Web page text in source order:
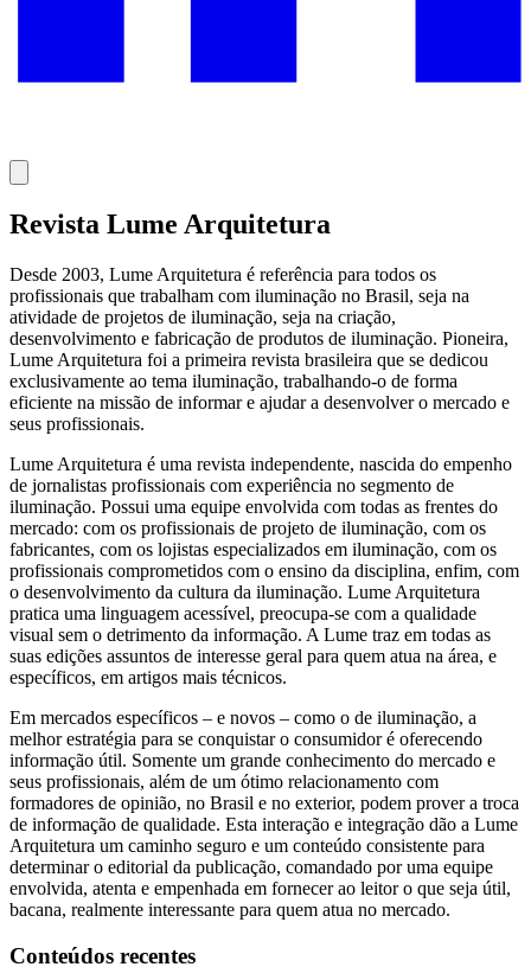
Revista Lume Arquitetura
Desde 2003, Lume Arquitetura é referência para todos os
profissionais que trabalham com iluminação no Brasil, seja na
atividade de projetos de iluminação, seja na criação,
desenvolvimento e fabricação de produtos de iluminação. Pioneira,
Lume Arquitetura foi a primeira revista brasileira que se dedicou
exclusivamente ao tema iluminação, trabalhando-o de forma
eficiente na missão de informar e ajudar a desenvolver o mercado e
seus profissionais.
Lume Arquitetura é uma revista independente, nascida do empenho
de jornalistas profissionais com experiência no segmento de
iluminação. Possui uma equipe envolvida com todas as frentes do
mercado: com os profissionais de projeto de iluminação, com os
fabricantes, com os lojistas especializados em iluminação, com os
profissionais comprometidos com o ensino da disciplina, enfim, com
o desenvolvimento da cultura da iluminação. Lume Arquitetura
pratica uma linguagem acessível, preocupa-se com a qualidade
visual sem o detrimento da informação. A Lume traz em todas as
suas edições assuntos de interesse geral para quem atua na área, e
específicos, em artigos mais técnicos.
Em mercados específicos – e novos – como o de iluminação, a
melhor estratégia para se conquistar o consumidor é oferecendo
informação útil. Somente um grande conhecimento do mercado e
seus profissionais, além de um ótimo relacionamento com
formadores de opinião, no Brasil e no exterior, podem prover a troca
de informação de qualidade. Esta interação e integração dão a Lume
Arquitetura um caminho seguro e um conteúdo consistente para
determinar o editorial da publicação, comandado por uma equipe
envolvida, atenta e empenhada em fornecer ao leitor o que seja útil,
bacana, realmente interessante para quem atua no mercado.
Conteúdos recentes